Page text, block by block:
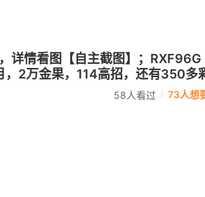
详情看图【自主截图】；RXF96G
2万金果，114高招，还有350多
58人看过 73人想